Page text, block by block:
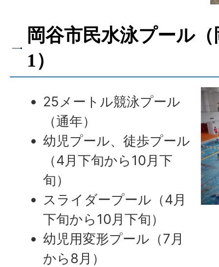
岡谷市民水泳プール
1）
25メートル競泳プール
（通年）
幼児プール、徒歩プール
（4月下旬から10月下
旬）
スライダープール（4月
下旬から10月下旬）
幼児用変形プール（7月
から8月）